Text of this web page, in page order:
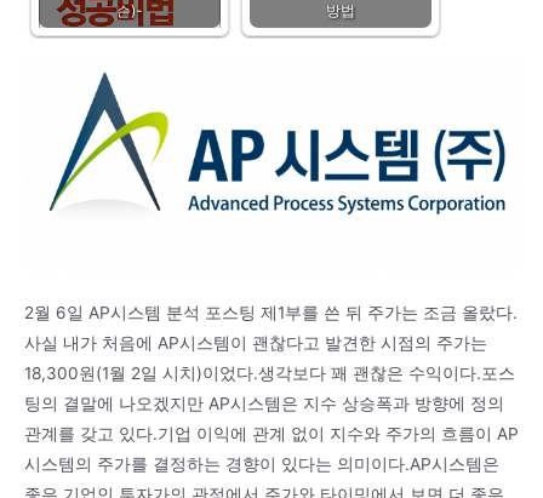
슨)-
방법
2월 6일 AP시스템 분석 포스팅 제1부를 쓴 뒤 주가는 조금 올랐다.
사실 내가 처음에 AP시스템이 괜찮다고 발견한 시점의 주가는
18,300원(1월 2일 시치)이었다.생각보다 꽤 괜찮은 수익이다.포스
팅의 결말에 나오겠지만 AP시스템은 지수 상승폭과 방향에 정의
관계를 갖고 있다.기업 이익에 관계 없이 지수와 주가의 흐름이 AP
시스템의 주가를 결정하는 경향이 있다는 의미이다.AP시스템은